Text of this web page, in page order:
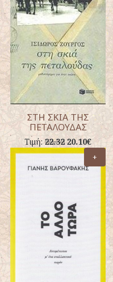
ΣΤΗ ΣΚΙΑ ΤΗΣ
ΠΕΤΑΛΟΥΔΑΣ
Τιμή:22.3220.10€
+